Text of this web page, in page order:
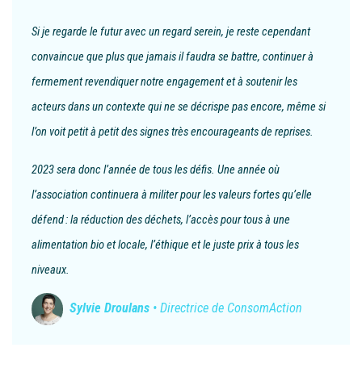
Si je regarde le futur avec un regard serein, je reste cependant
convaincue que plus que jamais il faudra se battre, continuer à
fermement revendiquer notre engagement et à soutenir les
acteurs dans un contexte qui ne se décrispe pas encore, même si
l’on voit petit à petit des signes très encourageants de reprises.
2023 sera donc l’année de tous les défis. Une année où
l’association continuera à militer pour les valeurs fortes qu’elle
défend : la réduction des déchets, l’accès pour tous à une
alimentation bio et locale, l’éthique et le juste prix à tous les
niveaux.
Sylvie Droulans • Directrice de ConsomAction